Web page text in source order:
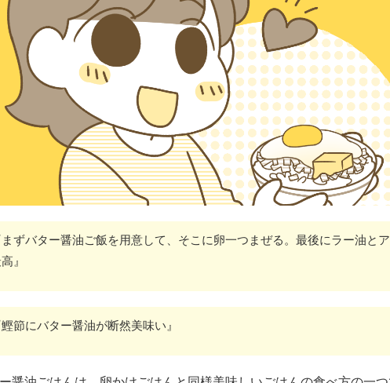
まずバター醤油ご飯を用意して、そこに卵一つまぜる。最後にラー油とア
』
鰹節にバター醤油が断然美味い』